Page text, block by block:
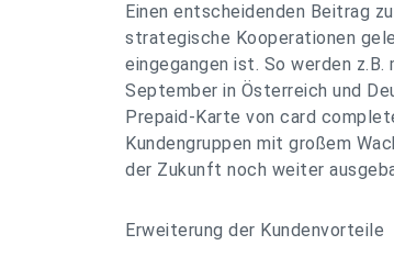
Einen entscheidenden Beitrag
strategische Kooperationen
eingegangen ist. So werden
September in Österreich und
Prepaid-Karte von card
Kundengruppen mit großem
der Zukunft noch weiter
Erweiterung der Kundenvorteile